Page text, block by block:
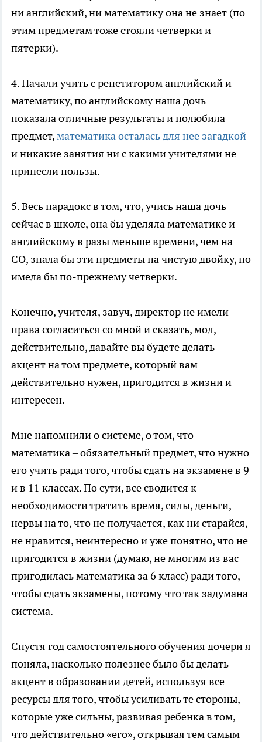
ни английский, ни математику она не знает (по
этим предметам тоже стояли четверки и
пятерки).
4. Начали учить с репетитором английский и
математику, по английскому наша дочь
показала отличные результаты и полюбила
предмет,математика осталась для нее загадкой
и никакие занятия ни с какими учителями не
принесли пользы.
5. Весь парадокс в том, что, учись наша дочь
сейчас в школе, она бы уделяла математике и
английскому в разы меньше времени, чем на
СО, знала бы эти предметы на чистую двойку, но
имела бы по-прежнему четверки.
Конечно, учителя, завуч, директор не имели
права согласиться со мной и сказать, мол,
действительно, давайте вы будете делать
акцент на том предмете, который вам
действительно нужен, пригодится в жизни и
интересен.
Мне напомнили о системе, о том, что
математика – обязательный предмет, что нужно
его учить ради того, чтобы сдать на экзамене в 9
и в 11 классах. По сути, все сводится к
необходимости тратить время, силы, деньги,
нервы на то, что не получается, как ни старайся,
не нравится, неинтересно и уже понятно, что не
пригодится в жизни (думаю, не многим из вас
пригодилась математика за 6 класс) ради того,
чтобы сдать экзамены, потому что так задумана
система.
Спустя год самостоятельного обучения дочери я
поняла, насколько полезнее было бы делать
акцент в образовании детей, используя все
ресурсы для того, чтобы усиливать те стороны,
которые уже сильны, развивая ребенка в том,
что действительно «его», открывая тем самым